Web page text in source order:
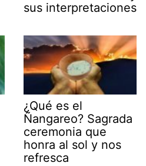
sus interpretaciones
¿Qué es el
Ñangareo? Sagrada
ceremonia que
honra al sol y nos
refresca